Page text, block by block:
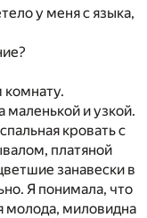
у меня с языка,
комнату.
и узкой.
кровать с
платяной
занавески в
Я понимала, что
молода, миловидна